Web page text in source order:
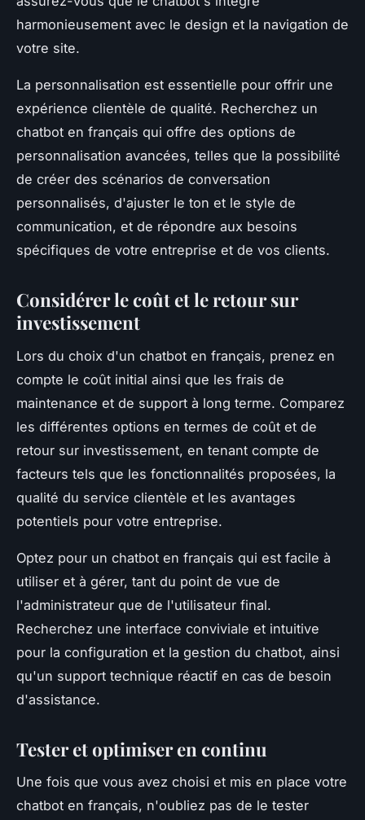
harmonieusement avec le design et la navigation de
votre site.
La personnalisation est essentielle pour offrir une
expérience clientèle de qualité. Recherchez un
chatbot en français qui offre des options de
personnalisation avancées, telles que la possibilité
de créer des scénarios de conversation
personnalisés, d'ajuster le ton et le style de
communication, et de répondre aux besoins
spécifiques de votre entreprise et de vos clients.
Considérer le coût et le retour sur
investissement
Lors du choix d'un chatbot en français, prenez en
compte le coût initial ainsi que les frais de
maintenance et de support à long terme. Comparez
les différentes options en termes de coût et de
retour sur investissement, en tenant compte de
facteurs tels que les fonctionnalités proposées, la
qualité du service clientèle et les avantages
potentiels pour votre entreprise.
Optez pour un chatbot en français qui est facile à
utiliser et à gérer, tant du point de vue de
l'administrateur que de l'utilisateur final.
Recherchez une interface conviviale et intuitive
pour la configuration et la gestion du chatbot, ainsi
qu'un support technique réactif en cas de besoin
d'assistance.
Tester et optimiser en continu
Une fois que vous avez choisi et mis en place votre
chatbot en français, n'oubliez pas de le tester